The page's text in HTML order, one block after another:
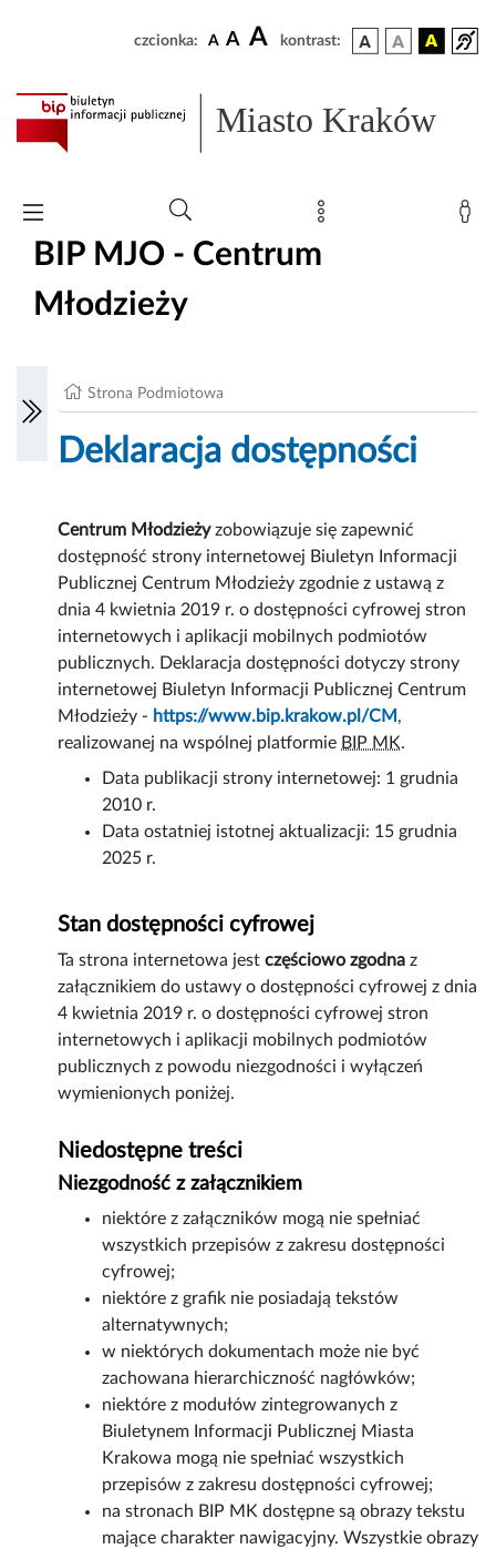
czcionka: A A A kontrast:
Miasto Kraków
BIP MJO - Centrum
Młodzieży
Strona Podmiotowa
Deklaracja dostępności
Centrum Młodzieżyzobowiązuje się zapewnić
dostępnośćstrony internetowej Biuletyn Informacji
Publicznej Centrum Młodzieży zgodnie z ustawą z
dnia 4 kwietnia 2019 r. o dostępności cyfrowej stron
internetowych i aplikacji mobilnych podmiotów
publicznych. Deklaracja dostępności dotyczy strony
internetowej Biuletyn Informacji Publicznej Centrum
Młodzieży - https://www.bip.krakow.pl/CM ,
realizowanej na wspólnej platformie BIP MK.
Data publikacji strony internetowej: 1 grudnia
2010 r.
Data ostatniej istotnej aktualizacji: 15 grudnia
2025 r.
Stan dostępności cyfrowej
Ta strona internetowa jestczęściowo zgodna z
załącznikiem do ustawy o dostępności cyfrowej z dnia
4 kwietnia 2019 r. o dostępności cyfrowej stron
internetowych i aplikacji mobilnych podmiotów
publicznych z powodu niezgodności i wyłączeń
wymienionych poniżej.
Niedostępne treści
Niezgodność z załącznikiem
niektóre z załączników mogą nie spełniać
wszystkich przepisów z zakresu dostępności
cyfrowej;
niektóre z grafik nie posiadają tekstów
alternatywnych;
w niektórych dokumentach może nie być
zachowana hierarchiczność nagłówków;
niektóre z modułów zintegrowanych z
Biuletynem Informacji Publicznej Miasta
Krakowa mogą nie spełniać wszystkich
przepisów z zakresu dostępności cyfrowej;
na stronach BIP MK dostępne są obrazy tekstu
mające charakter nawigacyjny. Wszystkie obrazy